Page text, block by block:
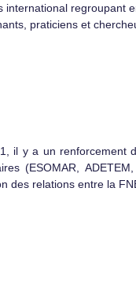
international regroupant
praticiens et
il y a un renforcement
(ESOMAR,
des relations entre la